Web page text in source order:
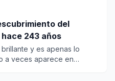
del
243 años
y es apenas lo
a veces aparece en